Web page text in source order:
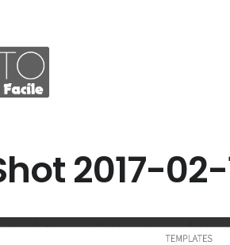
2017-02-